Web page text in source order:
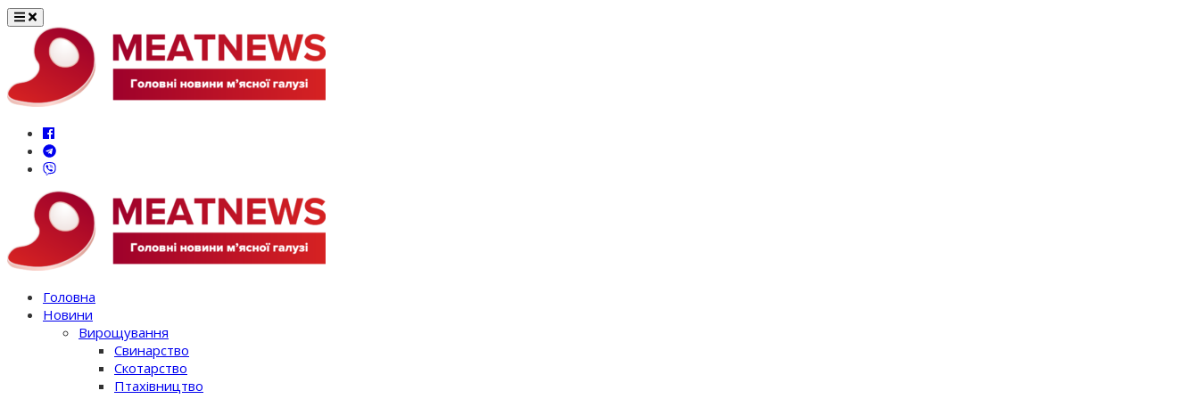
Перейти
вмісту
Головна
Новини
Вирощування
Свинарство
Скотарство
Птахівництво